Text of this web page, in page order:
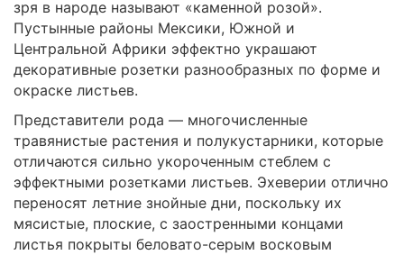
зря в народе называют «каменной розой».
Пустынные районы Мексики, Южной и
Центральной Африки эффектно украшают
декоративные розетки разнообразных по форме и
окраске листьев.
Представители рода — многочисленные
травянистые растения и полукустарники, которые
отличаются сильно укороченным стеблем с
эффектными розетками листьев. Эхеверии отлично
переносят летние знойные дни, поскольку их
мясистые, плоские, с заостренными концами
листья покрыты беловато-серым восковым